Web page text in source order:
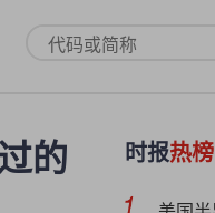
的
时报热榜